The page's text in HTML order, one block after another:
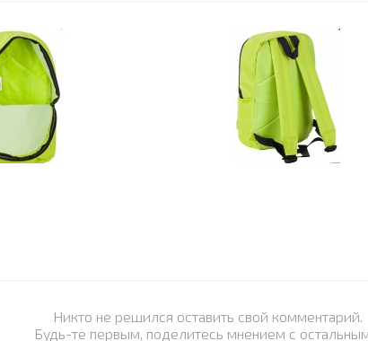
Никто не решился оставить свой комментарий.
Будь-те первым, поделитесь мнением с